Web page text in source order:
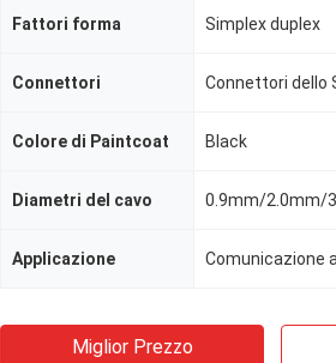
Fattori forma Simplex duplex
Connettori Connettori dello
Colore di Paintcoat Black
Diametri del cavo 0.9mm/2.0mm/
Applicazione Comunicazione
Miglior Prezzo